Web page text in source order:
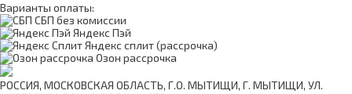
Варианты оплаты:
СБП без комиссии
Яндекс Пэй
Яндекс сплит (рассрочка)
Озон рассрочка
РОССИЯ, МОСКОВСКАЯ ОБЛАСТЬ, Г.О. МЫТИЩИ, Г. МЫТИЩИ, УЛ.